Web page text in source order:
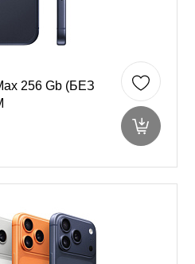
256 Gb (БЕЗ